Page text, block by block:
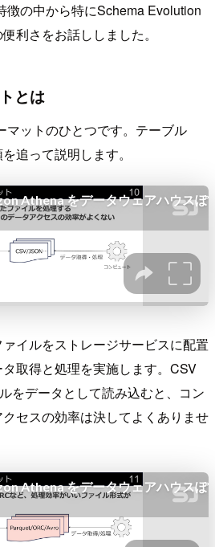
徴の中から特にSchema Evolution
利さをお話ししました。
とは
マットのひとつです。テーブル
追って説明します。
イルをストレージサービスに配置
取得と処理を実施します。CSV
をデータとして読み込むと、コン
セスの効率は決してよくありませ